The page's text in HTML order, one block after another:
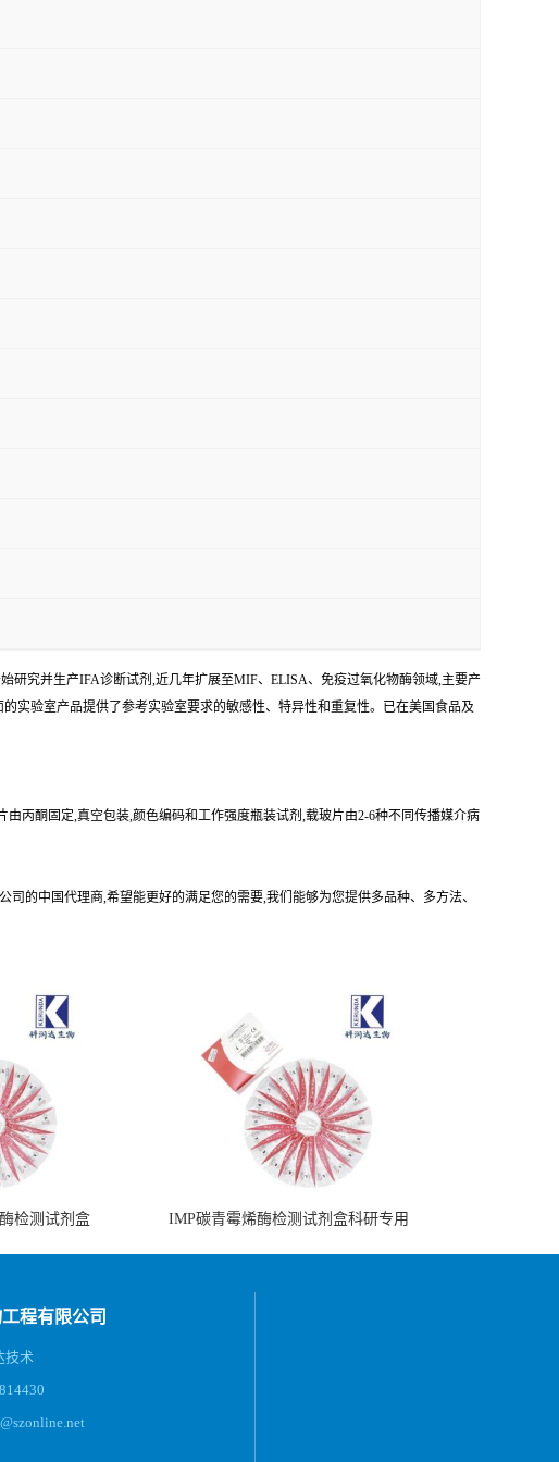
研究并生产IFA诊断试剂,近几年扩展至MIF、ELISA、免疫过氧化物酶领域,主要产
实验室产品提供了参考实验室要求的敏感性、特异性和重复性。已在美国食品及
丙酮固定,真空包装,颜色编码和工作强度瓶装试剂,载玻片由2-6种不同传播媒介病
的中国代理商,希望能更好的满足您的需要,我们能够为您提供多品种、多方法、
检测试剂盒 IMP碳青霉烯酶检测试剂盒科研专用
程有限公司
技术